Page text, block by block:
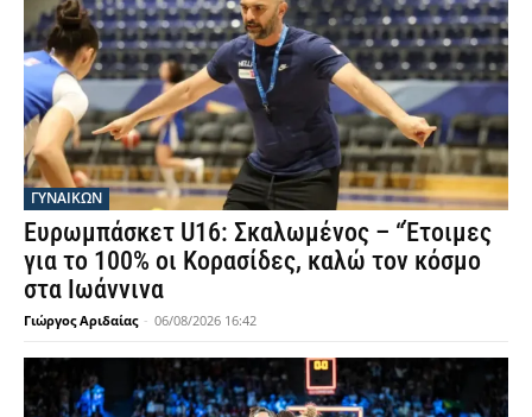
ΓΥΝΑΙΚΩΝ
Ευρωμπάσκετ U16: Σκαλωμένος – “Έτοιμες
για το 100% οι Κορασίδες, καλώ τον κόσμο
στα Ιωάννινα
Γιώργος Αριδαίας - 06/08/2026 16:42